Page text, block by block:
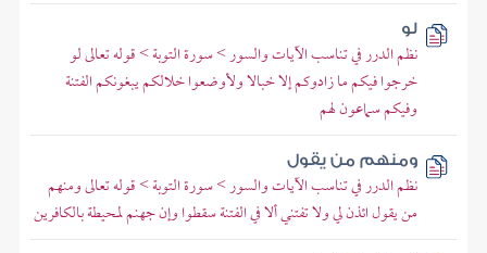
لو
نظم الدرر في تناسب الآيات والسور > سورة التوبة > قوله تعالى لو
خرجوا فيكم ما زادوكم إلا خبالا ولأوضعوا خلالكم يبغونكم الفتنة
وفيكم سماعون لهم
ومنهم من يقول
نظم الدرر في تناسب الآيات والسور > سورة التوبة > قوله تعالى ومنهم
من يقول ائذن لي ولا تفتني ألا في الفتنة سقطوا وإن جهنم لمحيطة بالكافرين